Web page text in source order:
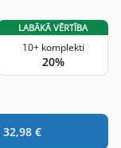
LABĀKĀ VĒRTĪBA
10+ komplekti
20%
32,98 €